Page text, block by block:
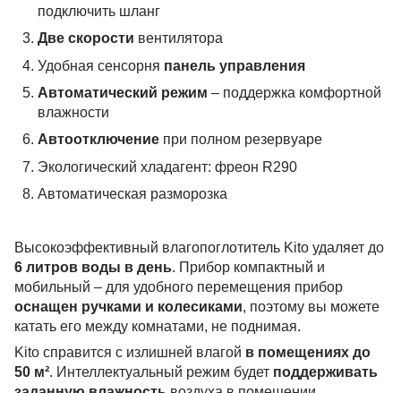
подключить шланг
Две скорости вентилятора
Удобная сенсорня панель управления
Автоматический режим – поддержка комфортной
влажности
Автоотключение при полном резервуаре
Экологический хладагент: фреон R290
Автоматическая разморозка
Высокоэффективный влагопоглотитель Kito удаляет до
6 литров воды в день. Прибор компактный и
мобильный – для удобного перемещения прибор
оснащен ручками и колесиками, поэтому вы можете
катать его между комнатами, не поднимая.
Kito справится с излишней влагой в помещениях до
50 м². Интеллектуальный режим будет поддерживать